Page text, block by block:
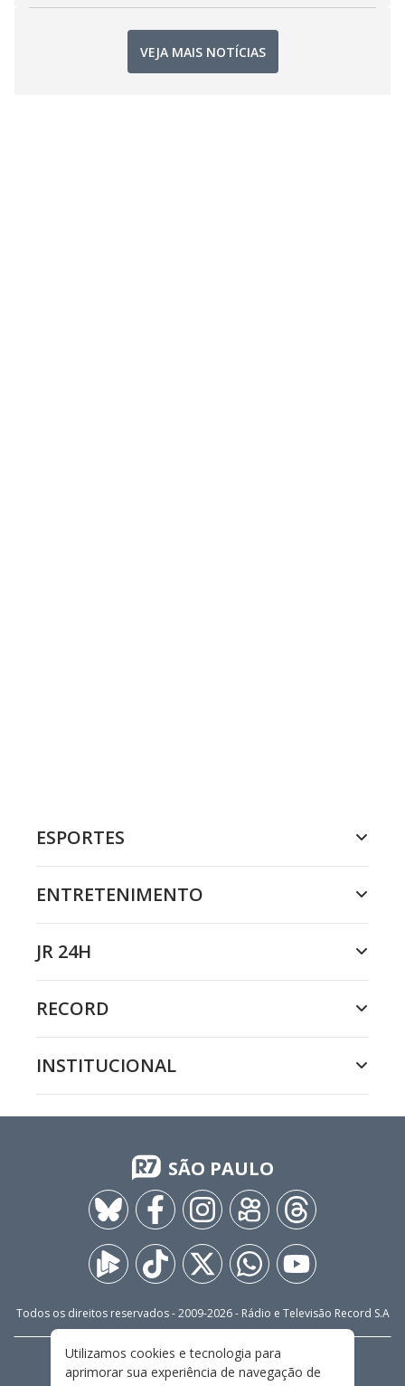
VEJA MAIS NOTÍCIAS
ESPORTES
ENTRETENIMENTO
JR 24H
RECORD
INSTITUCIONAL
SÃO PAULO
Todos os direitos reservados - 2009-2026- Rádio e Televisão Record S.A
FALE CONOSCO
PRIVACIDADE
Utilizamos cookies e tecnologia para
aprimorar sua experiência de navegação de